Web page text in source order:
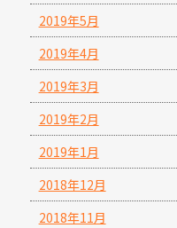
2019年5月
2019年4月
2019年3月
2019年2月
2019年1月
2018年12月
2018年11月